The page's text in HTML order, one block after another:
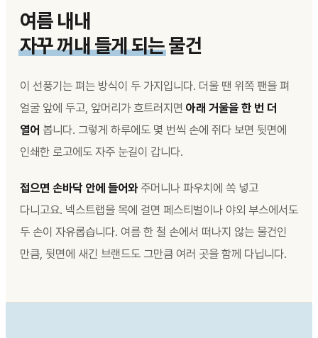
여름 내내
자꾸 꺼내 들게 되는물건
이 선풍기는 펴는 방식이 두 가지입니다. 더울 땐 위쪽 팬을 펴
얼굴 앞에 두고, 앞머리가 흐트러지면 아래 거울을 한 번 더
열어 봅니다. 그렇게 하루에도 몇 번씩 손에 쥐다 보면 뒷면에
인쇄한 로고에도 자주 눈길이 갑니다.
접으면 손바닥 안에 들어와 주머니나 파우치에 쏙 넣고
다니고요. 넥스트랩을 목에 걸면 페스티벌이나 야외 부스에서도
두 손이 자유롭습니다. 여름 한 철 손에서 떠나지 않는 물건인
만큼, 뒷면에 새긴 브랜드도 그만큼 여러 곳을 함께 다닙니다.